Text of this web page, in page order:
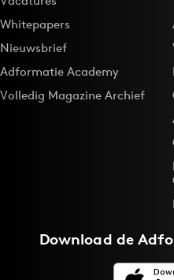
Whitepapers
Nieuwsbrief
Adformatie Academy
Volledig Magazine Archief
Download de